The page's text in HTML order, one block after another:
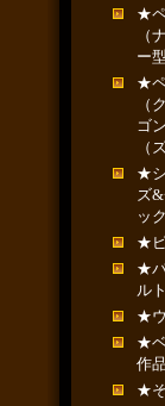
★
（
ー型
★
（
ゴ
（
★
ズ
ッ
★
★
ルト
★
★
作品
★